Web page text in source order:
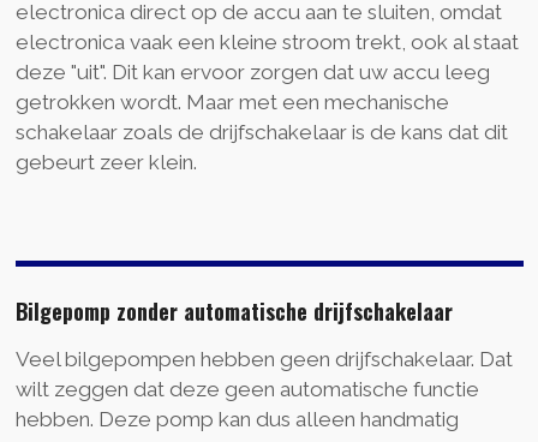
electronica direct op de accu aan te sluiten, omdat
electronica vaak een kleine stroom trekt, ook al staat
deze "uit". Dit kan ervoor zorgen dat uw accu leeg
getrokken wordt. Maar met een mechanische
schakelaar zoals de drijfschakelaar is de kans dat dit
gebeurt zeer klein.
Bilgepomp zonder automatische drijfschakelaar
Veel bilgepompen hebben geen drijfschakelaar. Dat
wilt zeggen dat deze geen automatische functie
hebben. Deze pomp kan dus alleen handmatig